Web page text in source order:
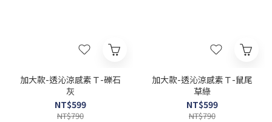
加大款-透沁涼感素Ｔ-礫石
灰
NT$599
NT$790
加大款-透沁涼感素Ｔ-鼠尾
草綠
NT$599
NT$790